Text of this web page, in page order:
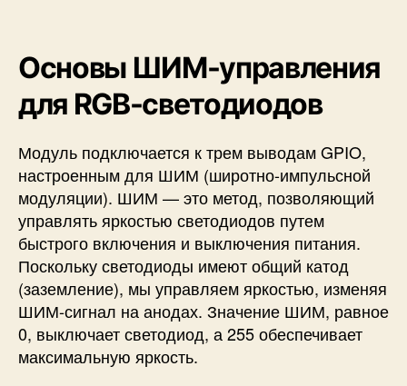
Основы ШИМ-управления
для RGB-светодиодов
Модуль подключается к трем выводам GPIO,
настроенным для ШИМ (широтно-импульсной
модуляции). ШИМ — это метод, позволяющий
управлять яркостью светодиодов путем
быстрого включения и выключения питания.
Поскольку светодиоды имеют общий катод
(заземление), мы управляем яркостью, изменяя
ШИМ-сигнал на анодах. Значение ШИМ, равное
0, выключает светодиод, а 255 обеспечивает
максимальную яркость.